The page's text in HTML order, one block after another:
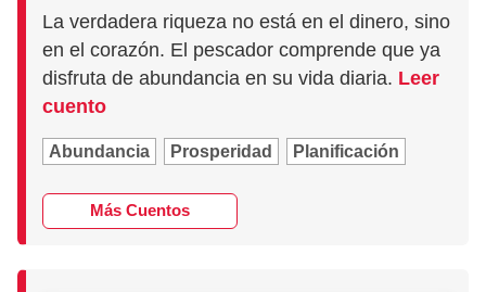
La verdadera riqueza no está en el dinero, sino
en el corazón. El pescador comprende que ya
disfruta de abundancia en su vida diaria. Leer
cuento
Abundancia Prosperidad Planificación
Más Cuentos